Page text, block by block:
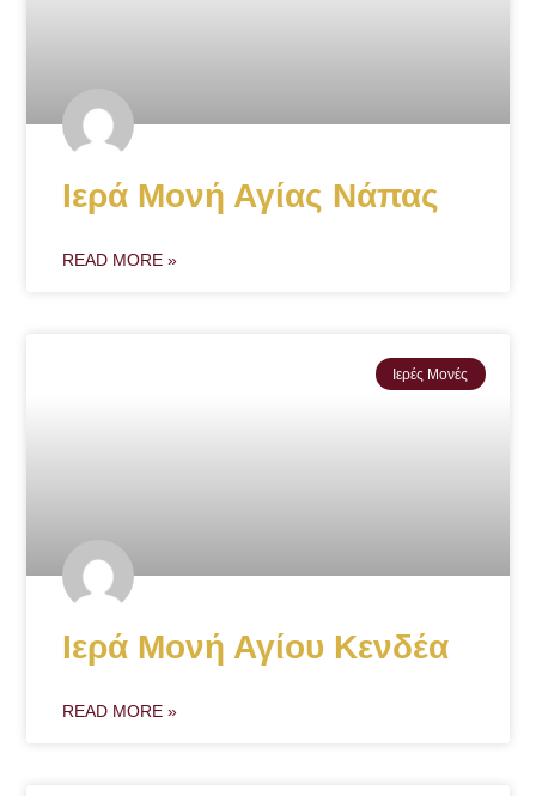
Ιερά Μονή Αγίας Νάπας
READ MORE »
Ιερές Μονές
Ιερά Μονή Αγίου Κενδέα
READ MORE »